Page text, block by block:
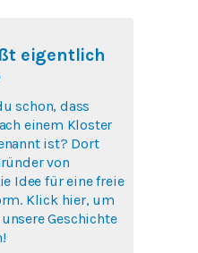
eigentlich
schon, dass
einem Kloster
ist? Dort
von
Idee für eine freie
Klick hier, um
Geschichte